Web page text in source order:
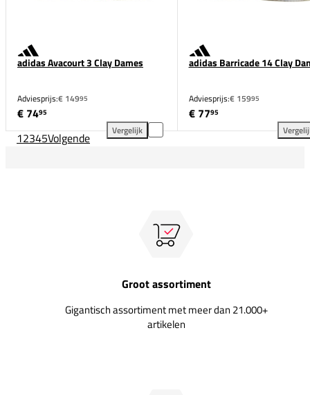
adidas Avacourt 3 Clay Dames
Adviesprijs:€ 14995
€ 7495
Vergelijk
adidas Avacourt 3 Clay Dames toevoegen aan
adidas Barricade 14 Clay
Adviesprijs:€ 15995
€ 7795
12345Volgende
Groot assortiment
Gigantisch assortiment met meer dan 21.000+
artikelen